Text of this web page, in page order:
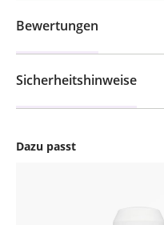
Dazu passt
Bewertungen
Sicherheitshinweise